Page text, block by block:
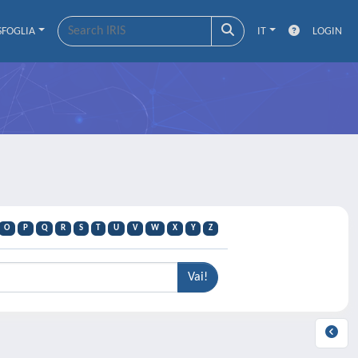
IT LOGIN
O P Q R S T U V W X Y Z